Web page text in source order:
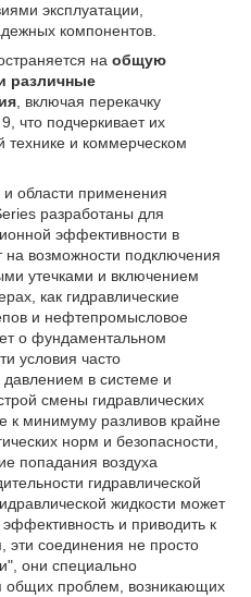
эксплуатации,
компонентов.
на общую
различные
, включая перекачку
9, что подчеркивает их
технике и коммерческом
области применения
разработаны для
эффективности в
возможности подключения
утечками и включением
как гидравлические
и нефтепромысловое
о фундаментальном
условия часто
в системе и
смены гидравлических
к минимуму разливов крайне
норм и безопасности,
попадания воздуха
гидравлической
жидкости может
и приводить к
соединения не просто
они специально
общих проблем, возникающих